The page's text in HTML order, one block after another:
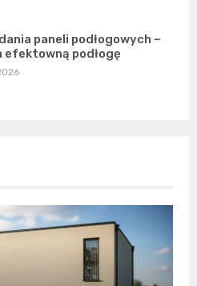
paneli podłogowych –
efektowną podłogę